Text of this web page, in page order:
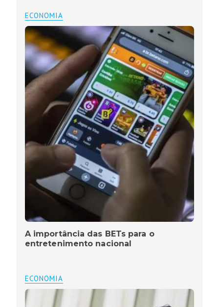
ECONOMIA
A importância das BETs para o
entretenimento nacional
ECONOMIA